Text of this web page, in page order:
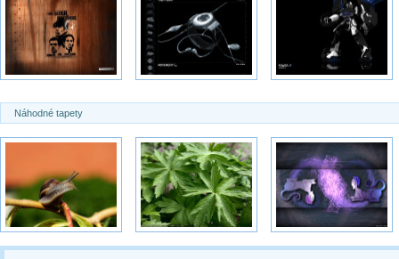
Náhodné tapety